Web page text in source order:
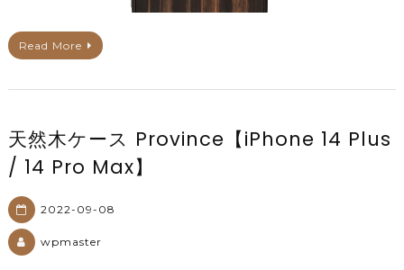
Read More
天然木ケース Province【iPhone 14 Plus
/ 14 Pro Max】
2022-09-08
wpmaster